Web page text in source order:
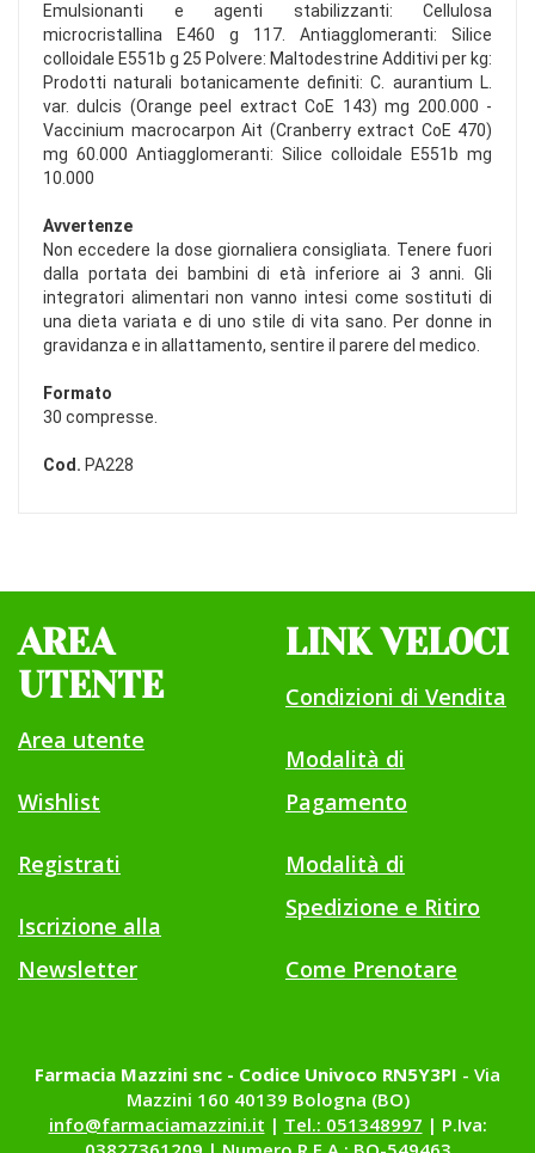
Emulsionanti e agenti stabilizzanti: Cellulosa
microcristallina E460 g 117. Antiagglomeranti: Silice
colloidale E551b g 25 Polvere: Maltodestrine Additivi per kg:
Prodotti naturali botanicamente definiti: C. aurantium L.
var. dulcis (Orange peel extract CoE 143) mg 200.000 -
Vaccinium macrocarpon Ait (Cranberry extract CoE 470)
mg 60.000 Antiagglomeranti: Silice colloidale E551b mg
10.000
Avvertenze
Non eccedere la dose giornaliera consigliata. Tenere fuori
dalla portata dei bambini di età inferiore ai 3 anni. Gli
integratori alimentari non vanno intesi come sostituti di
una dieta variata e di uno stile di vita sano. Per donne in
gravidanza e in allattamento, sentire il parere del medico.
Formato
30 compresse.
Cod. PA228
AREA
UTENTE
Area utente
Wishlist
Registrati
Iscrizione alla
Newsletter
LINK VELOCI
Condizioni di Vendita
Modalità di
Pagamento
Modalità di
Spedizione e Ritiro
Come Prenotare
Farmacia Mazzini snc - Codice Univoco RN5Y3PI - Via
Mazzini 160 40139 Bologna (BO)
info@farmaciamazzini.it | Tel.: 051348997 | P.Iva: